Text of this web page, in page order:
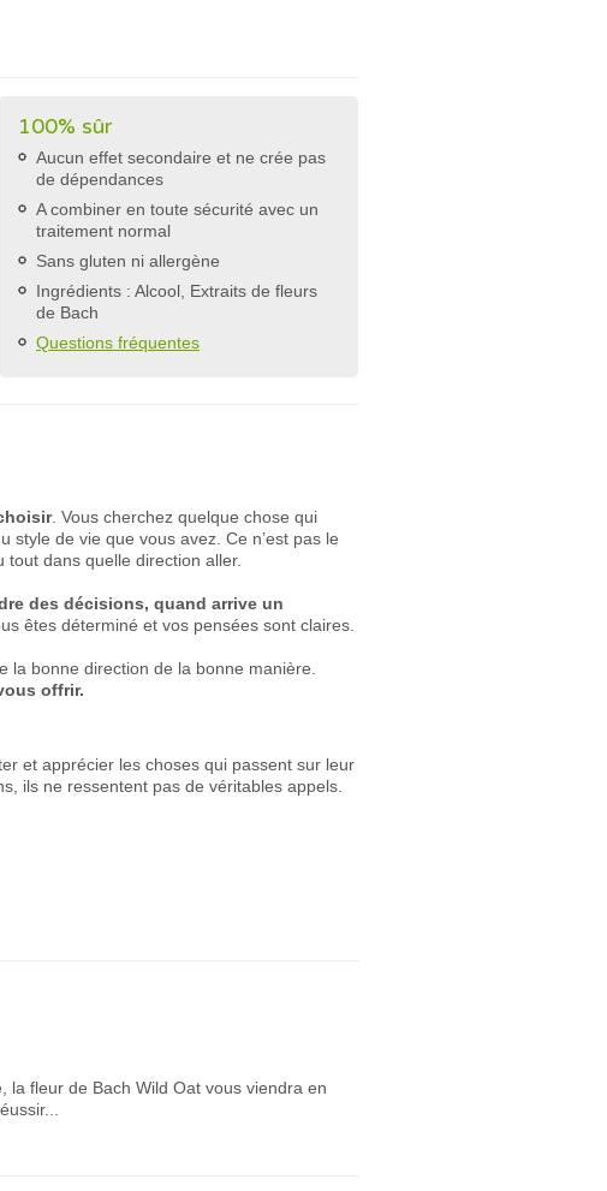
100% sûr
Aucun effet secondaire et ne crée pas
de dépendances
A combiner en toute sécurité avec un
traitement normal
Sans gluten ni allergène
Ingrédients : Alcool, Extraits de fleurs
de Bach
Questions fréquentes
. Vous cherchez quelque chose qui
style de vie que vous avez. Ce n’est pas le
dans quelle direction aller.
des décisions, quand arrive un
êtes déterminé et vos pensées sont claires.
bonne direction de la bonne manière.
offrir.
et apprécier les choses qui passent sur leur
ils ne ressentent pas de véritables appels.
la fleur de Bach Wild Oat vous viendra en